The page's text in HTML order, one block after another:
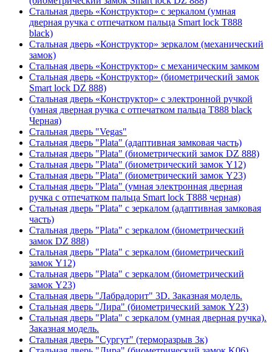
Стальная дверь «Конструктор» с зеркалом (умная
дверная ручка с отпечатком пальца Smart lock T888
black)
Стальная дверь «Конструктор» зеркалом (механический
замок)
Стальная дверь «Конструктор» с механическим замком
Стальная дверь «Конструктор» (биометрический замок
Smart lock DZ 888)
Стальная дверь «Конструктор» с электронной ручкой
(умная дверная ручка с отпечатком пальца T888 black
Черная)
Стальная дверь "Vegas"
Стальная дверь "Plata" (адаптивная замковая часть)
Стальная дверь "Plata" (биометрический замок DZ 888)
Стальная дверь "Plata" (биометрический замок Y12)
Стальная дверь "Plata" (биометрический замок Y23)
Стальная дверь "Plata" (умная электронная дверная
ручка с отпечатком пальца Smart lock T888 черная)
Стальная дверь "Plata" с зеркалом (адаптивная замковая
часть)
Стальная дверь "Plata" с зеркалом (биометрический
замок DZ 888)
Стальная дверь "Plata" с зеркалом (биометрический
замок Y12)
Стальная дверь "Plata" с зеркалом (биометрический
замок Y23)
Стальная дверь "Лабрадорит" 3D. Заказная модель.
Стальная дверь "Лира" (биометрический замок Y23)
Стальная дверь "Plata" с зеркалом (умная дверная ручка).
Заказная модель.
Стальная дверь "Сургут" (терморазрыв 3к)